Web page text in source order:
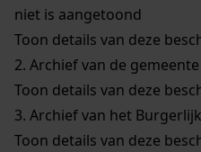
niet is aangetoond
Toon details van deze
2. Archief van de
Toon details van deze
3. Archief van het
Toon details van deze